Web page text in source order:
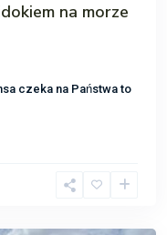
na morze
czeka na Państwa to